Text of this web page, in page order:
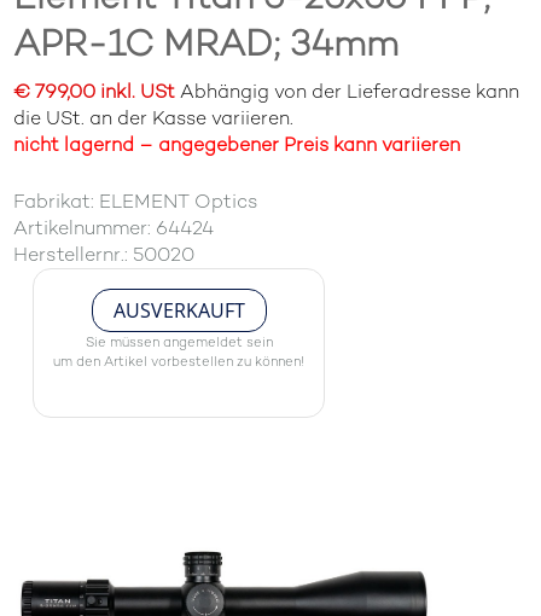
APR-1C MRAD; 34mm
€ 799,00 inkl. UStAbhängig von der Lieferadresse kann
die USt. an der Kasse variieren.
nicht lagernd – angegebener Preis kann variieren
Fabrikat: ELEMENT Optics
Artikelnummer: 64424
Herstellernr.: 50020
AUSVERKAUFT
Sie müssen angemeldet sein
um den Artikel vorbestellen zu können!